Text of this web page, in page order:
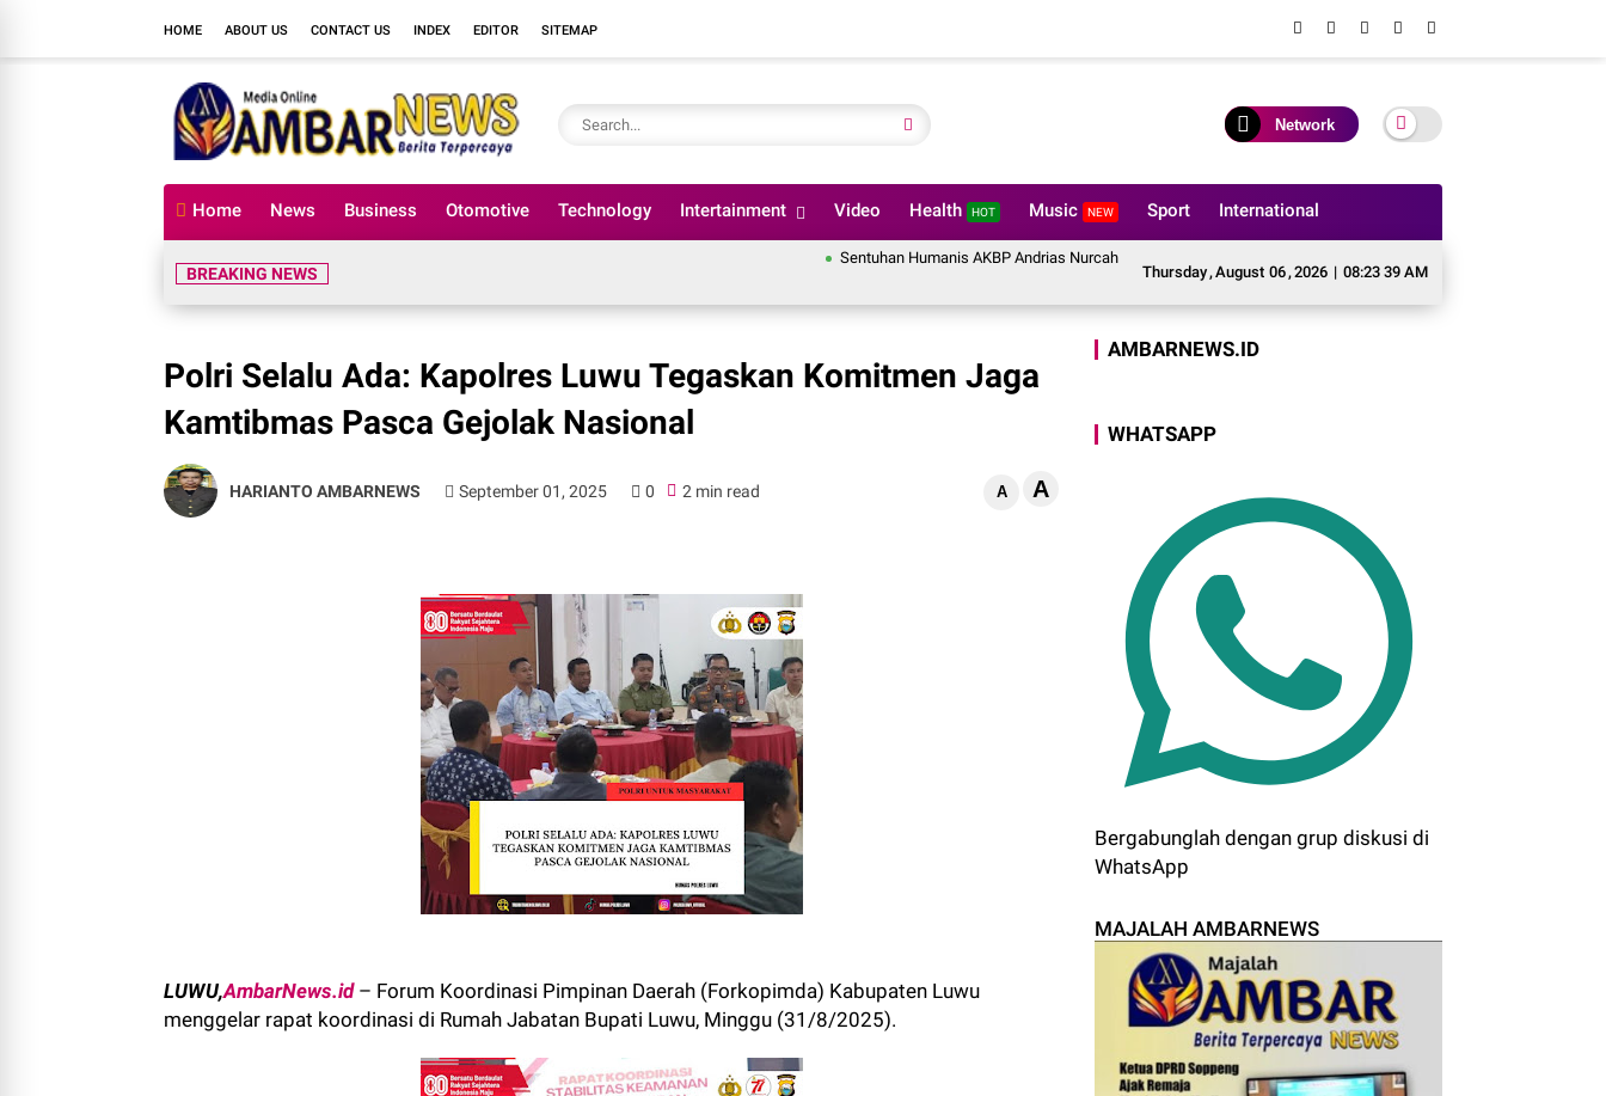
HOME ABOUT US CONTACT US INDEX EDITOR SITEMAP
Network
Home News Business Otomotive Technology Intertainment Video Health HOT Music NEW Sport International
Thursday,August 06,2026 | 08:23 40 AM
BREAKING NEWS
Sentuhan Humanis AKBP Andrias Nurcahyo Wibowo, Polres Luwu Pulihkan Harmoni Lewat Restorative Justice
Polri Selalu Ada: Kapolres Luwu Tegaskan Komitmen Jaga
Kamtibmas Pasca Gejolak Nasional
HARIANTO AMBARNEWS September 01, 2025 0 2 min read A A
LUWU,AmbarNews.id – Forum Koordinasi Pimpinan Daerah (Forkopimda) Kabupaten Luwu
menggelar rapat koordinasi di Rumah Jabatan Bupati Luwu, Minggu (31/8/2025).
AMBARNEWS.ID
WHATSAPP
Bergabunglah dengan grup diskusi di
WhatsApp
MAJALAH AMBARNEWS